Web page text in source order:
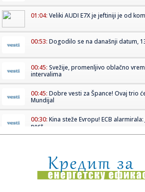
01:04: Veliki AUDI E7X je jeftiniji je od
00:53: Dogodilo se na današnji datum,
00:45: Svežije, promenljivo oblačno
intervalima
00:45: Dobre vesti za Špance! Ovaj trio
Mundijal
00:30: Kina steže Evropu! ECB
nest...
00:15:Šta Srbi najviše jedu? Krompir
čega na...